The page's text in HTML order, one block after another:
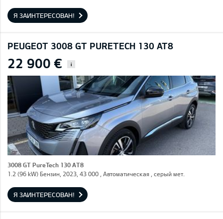
Я ЗАИНТЕРЕСОВАН!
PEUGEOT 3008 GT PURETECH 130 AT8
22 900 € i
3008 GT PureTech 130 AT8
1.2 (96 kW) Бензин, 2023, 43 000 , Автоматическая , серый мет.
Я ЗАИНТЕРЕСОВАН!